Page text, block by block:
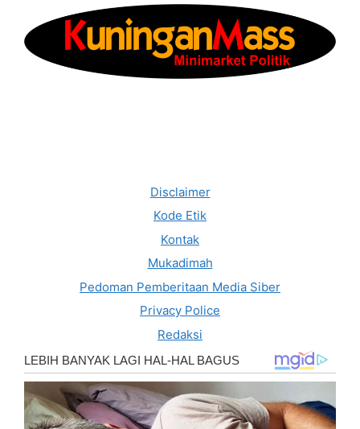
Disclaimer
Kode Etik
Kontak
Mukadimah
Pedoman Pemberitaan Media Siber
Privacy Police
Redaksi